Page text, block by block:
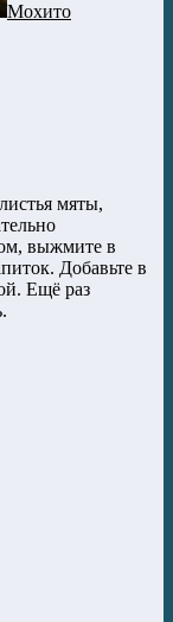
Мохито
мяты,
выжмите в
Добавьте в
Ещё раз